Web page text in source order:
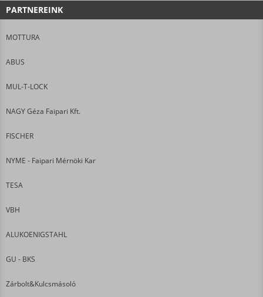
PARTNEREINK
MOTTURA
ABUS
MUL-T-LOCK
NAGY Géza Faipari Kft.
FISCHER
NYME - Faipari Mérnöki Kar
TESA
VBH
ALUKOENIGSTAHL
GU - BKS
Zárbolt&Kulcsmásoló